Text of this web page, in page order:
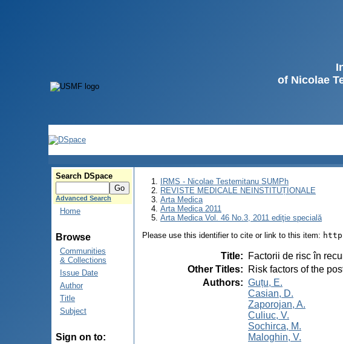
of Nicolae
Search DSpace
Advanced Search
Home
Browse
Communities
& Collections
Issue Date
Author
Title
Subject
Sign on to:
IRMS - Nicolae Testemitanu SUMPh
REVISTE MEDICALE NEINSTITUȚIONALE
Arta Medica
Arta Medica 2011
Arta Medica Vol. 46 No.3, 2011 ediţie specială
Please use this identifier to cite or link to this item:
Title:
Factorii de risc în
Other Titles:
Risk factors of the
Authors: Guțu, E.
Casian, D.
Zaporojan, A.
Culiuc, V.
Sochirca, M.
Maloghin, V.